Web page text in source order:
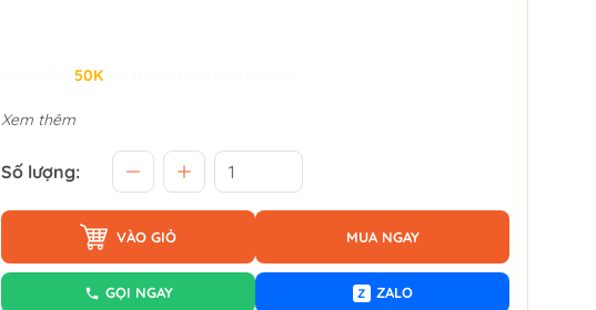
50K
Xem thêm
Số lượng:
VÀO GIỎ MUA NGAY
GỌI NGAY Z ZALO